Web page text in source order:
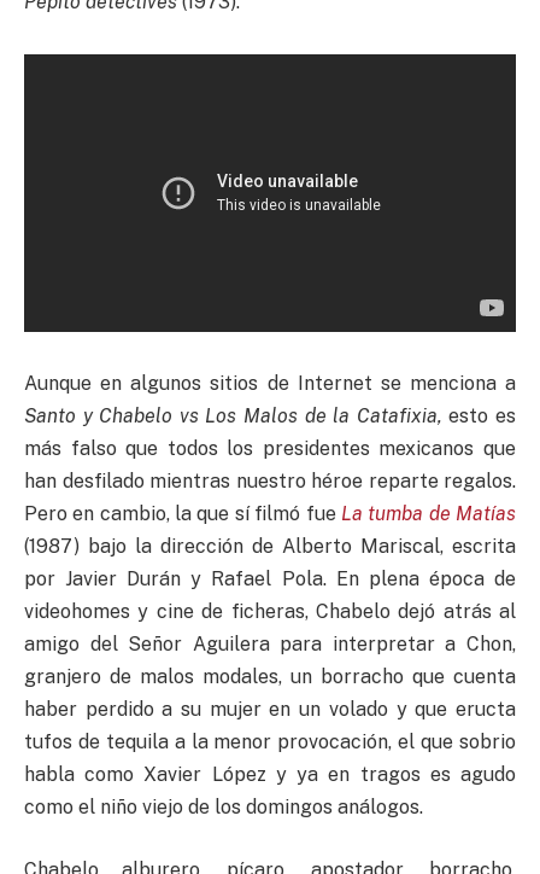
Aunque en algunos sitios de Internet se menciona a
Santo y Chabelo vs Los Malos de la Catafixia, esto es
más falso que todos los presidentes mexicanos que
han desfilado mientras nuestro héroe reparte regalos.
Pero en cambio, la que sí filmó fue La tumba de Matías
(1987) bajo la dirección de Alberto Mariscal, escrita
por Javier Durán y Rafael Pola. En plena época de
videohomes y cine de ficheras, Chabelo dejó atrás al
amigo del Señor Aguilera para interpretar a Chon,
granjero de malos modales, un borracho que cuenta
haber perdido a su mujer en un volado y que eructa
tufos de tequila a la menor provocación, el que sobrio
habla como Xavier López y ya en tragos es agudo
como el niño viejo de los domingos análogos.